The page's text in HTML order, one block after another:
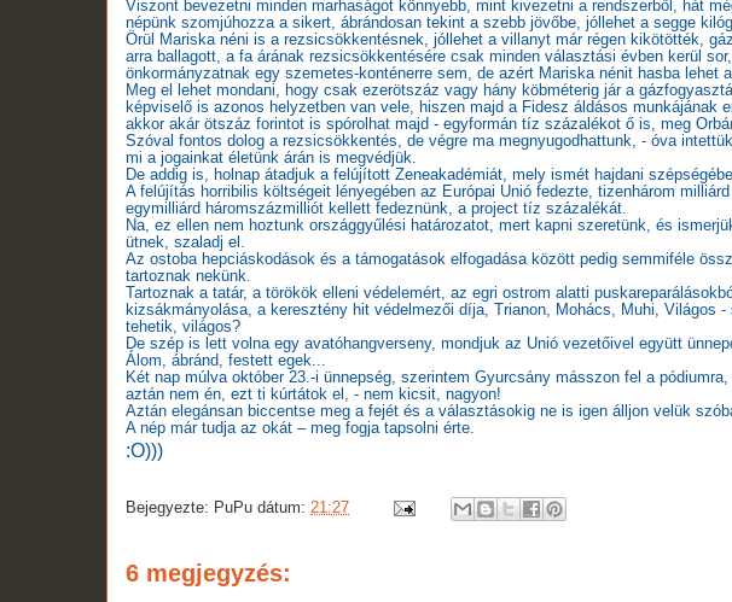
Viszont bevezetni minden marhaságot könnyebb, mint kivezetni a rendszerből, hát
népünk szomjúhozza a sikert, ábrándosan tekint a szebb jövőbe, jóllehet a segge
Örül Mariska néni is a rezsicsökkentésnek, jóllehet a villanyt már régen kikötötték,
arra ballagott, a fa árának rezsicsökkentésére csak minden választási évben kerül
önkormányzatnak egy szemetes-konténerre sem, de azért Mariska nénit hasba lehet
Meg el lehet mondani, hogy csak ezerötszáz vagy hány köbméterig jár a
képviselő is azonos helyzetben van vele, hiszen majd a Fidesz áldásos munkájának
akkor akár ötszáz forintot is spórolhat majd - egyformán tíz százalékot ő is, meg
Szóval fontos dolog a rezsicsökkentés, de végre ma megnyugodhattunk, - óva
mi a jogainkat életünk árán is megvédjük.
De addig is, holnap átadjuk a felújított Zeneakadémiát, mely ismét hajdani
A felújítás horribilis költségeit lényegében az Európai Unió fedezte, tizenhárom
egymilliárd háromszázmilliót kellett fedeznünk, a project tíz százalékát.
Na, ez ellen nem hoztunk országgyűlési határozatot, mert kapni szeretünk, és
ütnek, szaladj el.
Az ostoba hepciáskodások és a támogatások elfogadása között pedig semmiféle
tartoznak nekünk.
Tartoznak a tatár, a törökök elleni védelemért, az egri ostrom alatti
kizsákmányolása, a keresztény hit védelmezői díja, Trianon, Mohács, Muhi, Világos
tehetik, világos?
De szép is lett volna egy avatóhangverseny, mondjuk az Unió vezetőivel együtt
Álom, ábránd, festett egek...
Két nap múlva október 23.-i ünnepség, szerintem Gyurcsány másszon fel a
aztán nem én, ezt ti kúrtátok el, - nem kicsit, nagyon!
Aztán elegánsan biccentse meg a fejét és a választásokig ne is igen álljon velük
A nép már tudja az okát – meg fogja tapsolni érte.
:O)))
Bejegyezte: PuPu dátum: 21:27
6 megjegyzés: